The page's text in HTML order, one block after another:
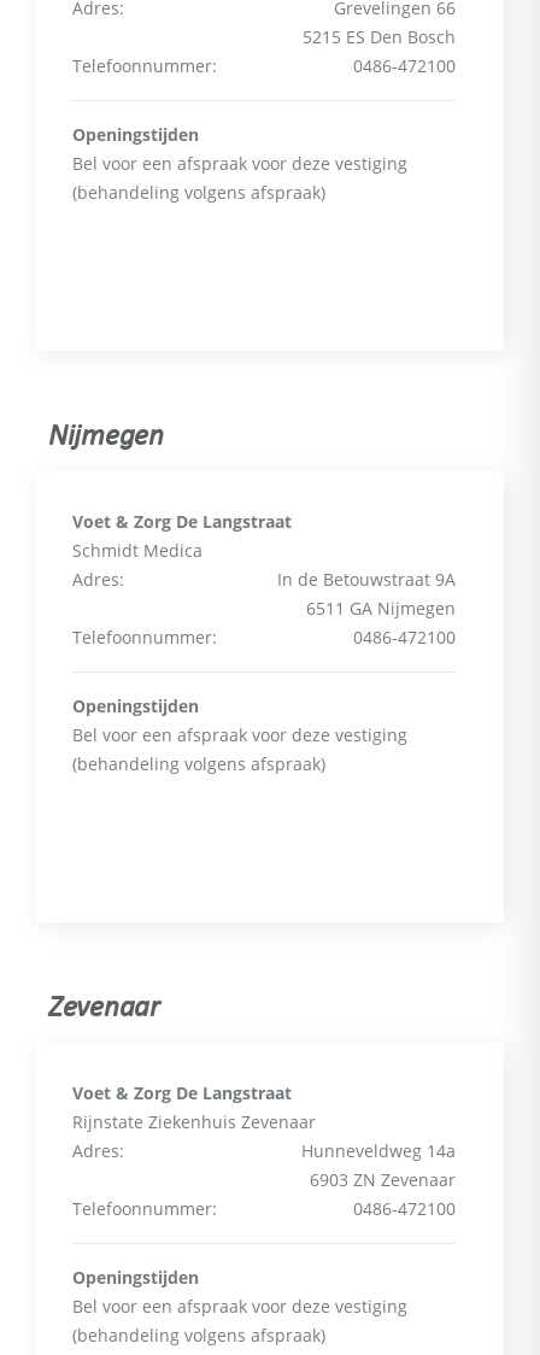
Adres:
Grevelingen 66
5215 ES Den Bosch
Telefoonnummer:
0486-472100
Openingstijden
Bel voor een afspraak voor deze vestiging
(behandeling volgens afspraak)
Nijmegen
Voet & Zorg De Langstraat
Schmidt Medica
Adres:
In de Betouwstraat 9A
6511 GA Nijmegen
Telefoonnummer:
0486-472100
Openingstijden
Bel voor een afspraak voor deze vestiging
(behandeling volgens afspraak)
Zevenaar
Voet & Zorg De Langstraat
Rijnstate Ziekenhuis Zevenaar
Adres:
Hunneveldweg 14a
6903 ZN Zevenaar
Telefoonnummer:
0486-472100
Openingstijden
Bel voor een afspraak voor deze vestiging
(behandeling volgens afspraak)